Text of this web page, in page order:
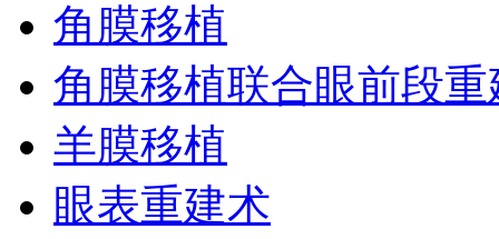
角膜移植
角膜移植联合眼前段
羊膜移植
眼表重建术